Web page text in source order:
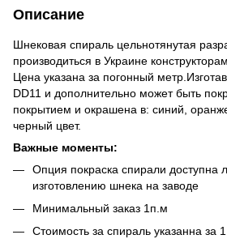
Описание
Шнековая спираль цельнотянутая
производиться в Украине
Цена указана за погонный
DD11 и дополнительно может быть
покрытием и окрашена в: синий,
черный цвет.
Важные моменты:
Опция покраска спирали доступна
изготовлению шнека на заводе
Минимальный заказ 1п.м
Стоимость за спираль указанна за